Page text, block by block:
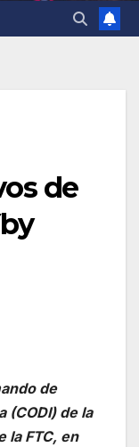
de
de
(CODI) de la
la FTC, en